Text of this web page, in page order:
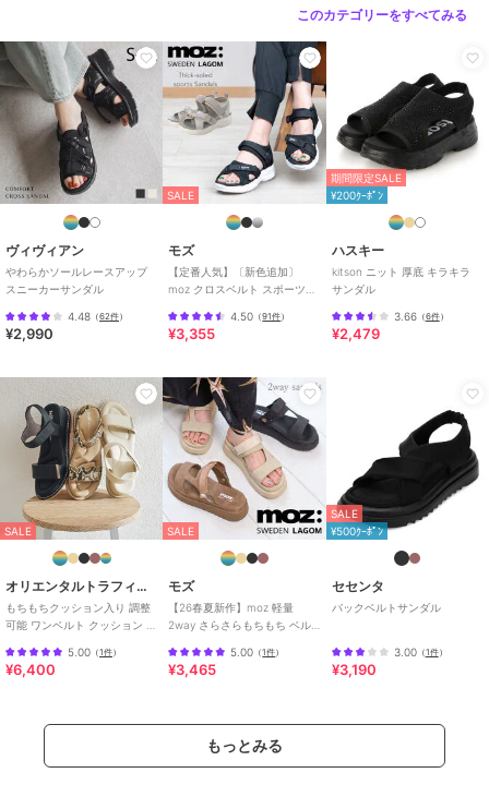
このカテゴリーをすべてみる
ヴィヴィアン
やわらかソールレースアップ
スニーカーサンダル
4.48 （62件）
¥2,990
SALE
モズ
【定番人気】〔新色追加〕
moz クロスベルト スポーツサ
4.50 （91件）
¥3,355
期間限定SALE
¥200ｸｰﾎﾟﾝ
ハスキー
kitson ニット 厚底 キラキラ
サンダル
3.66（6件）
¥2,479
SALE
オリエンタルトラフィック
もちもちクッション入り 調整
可能 ワンベルト クッション ウ
5.00 （1件）
¥6,400
SALE
モズ
【26春夏新作】moz 軽量
2way さらさらもちもち ベル
5.00 （1件）
¥3,465
SALE
¥500ｸｰﾎﾟﾝ
セセンタ
バックベルトサンダル
3.00（1件）
¥3,190
もっとみる